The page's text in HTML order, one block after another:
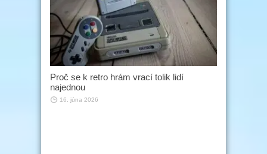
Proč se k retro hrám vrací tolik lidí
najednou
16. júna 2026